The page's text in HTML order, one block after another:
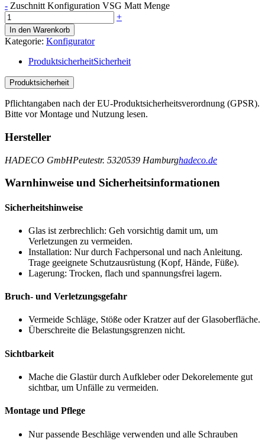
- Zuschnitt Konfiguration VSG Matt Menge
+
In den Warenkorb
Kategorie: Konfigurator
ProduktsicherheitSicherheit
Produktsicherheit
Pflichtangaben nach der EU-Produktsicherheitsverordnung (GPSR).
Bitte vor Montage und Nutzung lesen.
Hersteller
HADECO GmbHPeutestr. 5320539 Hamburghadeco.de
Warnhinweise und Sicherheitsinformationen
Sicherheitshinweise
Glas ist zerbrechlich: Geh vorsichtig damit um, um
Verletzungen zu vermeiden.
Installation: Nur durch Fachpersonal und nach Anleitung.
Trage geeignete Schutzausrüstung (Kopf, Hände, Füße).
Lagerung: Trocken, flach und spannungsfrei lagern.
Bruch- und Verletzungsgefahr
Vermeide Schläge, Stöße oder Kratzer auf der Glasoberfläche.
Überschreite die Belastungsgrenzen nicht.
Sichtbarkeit
Mache die Glastür durch Aufkleber oder Dekorelemente gut
sichtbar, um Unfälle zu vermeiden.
Montage und Pflege
Nur passende Beschläge verwenden und alle Schrauben